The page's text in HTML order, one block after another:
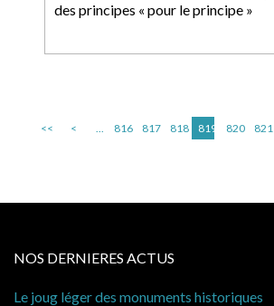
des principes « pour le principe »
<< < ... 816 817 818 819 820 821
NOS DERNIERES ACTUS
Le joug léger des monuments historiques